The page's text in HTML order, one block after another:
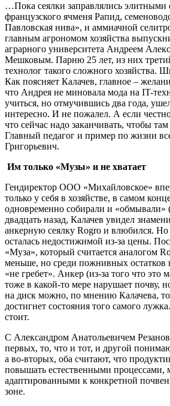
…Пока сеялки заправлялись элитными
французского ячменя Рапид,
Павловская нива», и аммиачной
главным агрономом хозяйства
аграрного университета Андреем
Мешковым. Парню 25 лет, из них
технолог такого сложного хозяйства.
Как поясняет Калачев, главное –
что Андрея не миновала мода на IT-
учиться, но отмучившись два года,
интересно. И не пожалел. А если
что сейчас надо заканчивать, чтобы
Главный педагог и пример по жизни
Григорьевич.
Им только «Музы» и не хватает
Гендиректор ООО «Михайловское»
только у себя в хозяйстве, в самом
одновременно собирали и «обмывали»
двадцать назад, Калачев увидел
анкерную сеялку Rogrо и влюбился. Но
осталась недостижимой из-за цены.
«Муза», который считается аналогом
меньше, но среди пожнивных остатков
«не гребет». Анкер (из-за того что это
тоже в какой-то мере нарушает почву,
на диск можно, по мнению Калачева,
достигнет состояния того самого
стоит.
С Александром Анатольевичем
первых, то, что и тот, и другой
а во-вторых, оба считают, что
повышать естественными процессами,
адаптированными к конкретной
зоне.